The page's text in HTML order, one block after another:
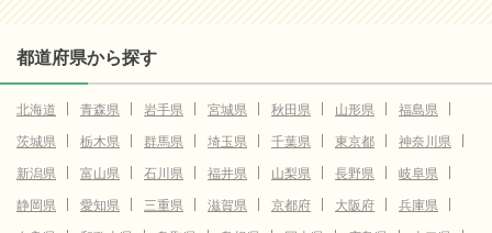
都道府県から探す
北海道 青森県 岩手県 宮城県 秋田県 山形県
福島県
茨城県
栃木県 群馬県 埼玉県 千葉県 東京都
神奈川県
新潟県
富山県 石川県 福井県 山梨県 長野県
岐阜県
静岡県
愛知県 三重県 滋賀県 京都府 大阪府
兵庫県